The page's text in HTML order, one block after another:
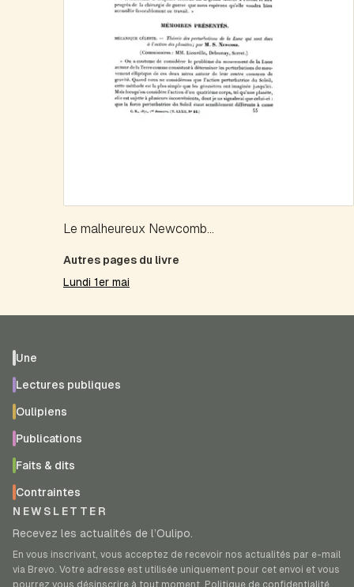
Le malheureux Newcomb...
Autres pages du livre
Lundi 1er mai
Une
Lectures publiques
Oulipiens
Publications
Faits & dits
Contraintes
NEWSLETTER
Recevez les actualités de l’Oulipo.
En vous inscrivant, vous acceptez de recevoir nos actualités par e-mail
via Brevo. Votre adresse est utilisée uniquement pour cet envoi et vous
pourrez vous désinscrire à tout moment. Politique de confidentialité